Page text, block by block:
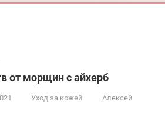
от морщин с айхерб
Уход за кожей
Алексей